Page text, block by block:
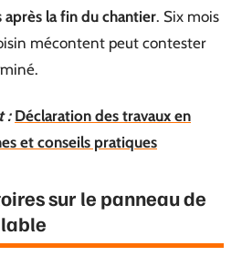
après la fin du chantier. Six mois
mécontent peut contester
: Déclaration des travaux en
et conseils pratiques
sur le panneau de